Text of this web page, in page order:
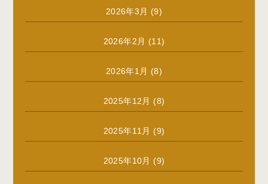
2026年3月 (9)
2026年2月 (11)
2026年1月 (8)
2025年12月 (8)
2025年11月 (9)
2025年10月 (9)